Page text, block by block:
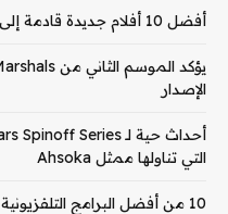
أفضل 10 أفلام جديدة قادمة إلى Netflix في أغسطس 2026
الإصدار
التي تناولها ممثل Ahsoka
10 من أفضل البرامج